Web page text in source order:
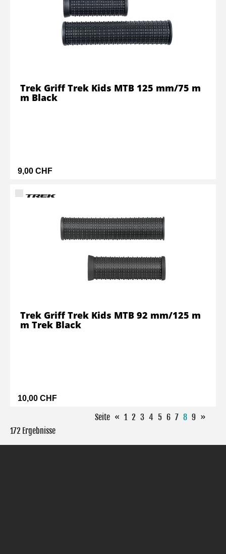
9,00 CHF
Trek Griff Trek Kids MTB 125 mm/75 m
m Black
10,00 CHF
Trek Griff Trek Kids MTB 92 mm/125 m
m Trek Black
Seite « 1 2 3 4 5 6 7 8 9 »
172 Ergebnisse